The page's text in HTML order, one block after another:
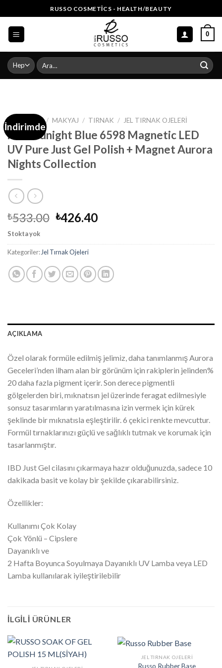
to
content
RUSSO COSMETICS - HEALTH/BEAUTY
0
Ara:
İndirimde
/ MAKYAJ / TIRNAK / JEL TIRNAK OJELERI
ibd Midnight Blue 6598 Magnetic LED
UV Pure Just Gel Polish + Magnet Aurora
Nights Collection
₺533.00 Orijinal
₺533.00.
₺426.40Şu
fiyat:
Stokta yok
Kategoriler:Jel Tırnak Ojeleri
AÇIKLAMA
Özel olarak formüle edilmiş jelimiz, daha tanımlanmış Aurora
Geceleri’nden ilham alan bir görünüm için rakiplerin jelinden%
20 daha fazla pigment içerir. Son derece pigmentli
gölgelerden biri, mıknatısın jel üzerinde feragat edilmesiyle
sonsuz tasarımların yaratılmasına izin vermek için kürek
şeklinde bir mıknatısla eşleştirilir. 6 çekici renkte mevcuttur.
Formül tırnaklarınızı güçlü ve sağlıklı tutmak ve korumak için
tasarlanmıştır.
IBD Just Gel cilasını çıkarmaya hazır olduğunuzda, sadece 10
dakikada basit ve kolay bir şekilde çıkarabilirsiniz.
Özellikler:
Kullanımı Çok Kolay
Çok Yönlü – Cipslere
Dayanıklı ve
2 Hafta Boyunca Soyulmaya Dayanıklı UV Lamba veya LED
Lamba kullanılarak iyileştirilebilir
İLGILI ÜRÜNLER
JEL TIRNAK OJELERI
Russo Rubber Base